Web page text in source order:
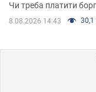
Чи треба платити
8.08.2026 14:43 30,1